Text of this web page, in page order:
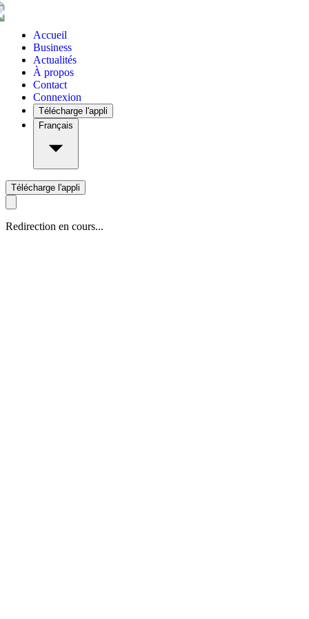
Accueil
Business
Actualités
À propos
Contact
Connexion
Télécharge l'appli
Français
Télécharge l'appli
Redirection en cours...